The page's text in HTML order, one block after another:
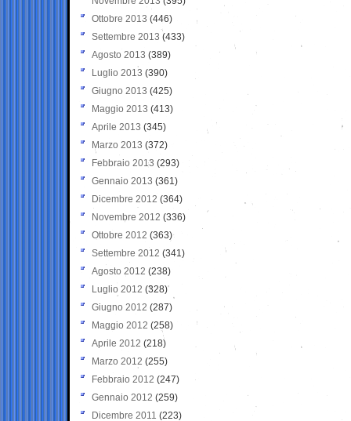
Ottobre 2013 (446)
Settembre 2013 (433)
Agosto 2013 (389)
Luglio 2013 (390)
Giugno 2013 (425)
Maggio 2013 (413)
Aprile 2013 (345)
Marzo 2013 (372)
Febbraio 2013 (293)
Gennaio 2013 (361)
Dicembre 2012 (364)
Novembre 2012 (336)
Ottobre 2012 (363)
Settembre 2012 (341)
Agosto 2012 (238)
Luglio 2012 (328)
Giugno 2012 (287)
Maggio 2012 (258)
Aprile 2012 (218)
Marzo 2012 (255)
Febbraio 2012 (247)
Gennaio 2012 (259)
Dicembre 2011 (223)